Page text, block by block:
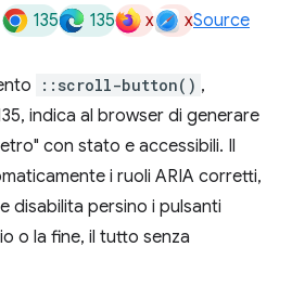
135 135 x xSource
::scroll-button() ,
indica al browser di generare
con stato e accessibili. Il
i ruoli ARIA corretti,
disabilita persino i pulsanti
o la fine, il tutto senza